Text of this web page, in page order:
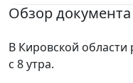
Обзор документа
В Кировской
с 8 утра.